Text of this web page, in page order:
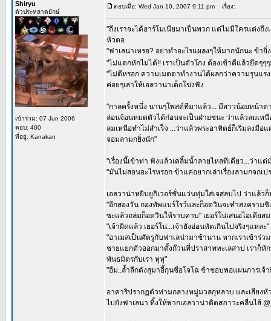
Shiryu
ตัวประหลาดยักษ์
เข้าร่วม: 07 Jun 2006
ตอบ: 400
ที่อยู่: Kanakan
ตอบเมื่อ: Wed Jan 10, 2007 9:11 pm เรื่อง:
"ถึงเราจะได้ฮาร์โมเนียมาเป็นพวก แต่ไม่มีใครแต่ง
หัวตอ
"ฟาเลน่าเหรอ? อย่าทำอะไรแผลงๆให้มากนักนะ ข้า
"ไม่แตกหักไม่ได้!! เราเป็นตัวโกง ต้องเข้าตีแล้วยึดๆๆ
"ไม่ดีหรอก ความเมตตาทำงานได้ผลกว่าความรุนแร
ค่อยๆเล่าให้เอลวาน่าเด็กโข่งฟัง
"กาลครั้งหนึ่ง นานๆโพสต์ทีมาแล้ว... มีสาวน้อยหน้า
ล่อนจ้อนหมดตัวได้ก่อนจะเป็นฝ่ายชนะ ว่าแล้วลมเหนื
ลมเหนือทำไม่สำเร็จ ...ว่าแล้วพระอาทิตย์ก็เริ่มลงมือ
จอมลามกยิ่งนัก"
"เรื่องนี้เข้าท่า ฟังแล้วเคลิ้มน้ำลายไหลทีเดียว...ว่าแ
"มันไม่สอนอะไรหรอก ข้าแค่อยากเล่าเรื่องลามกจกเ
เอลวาน่าหยิบยูกิเวอร์ชั่นแว่นทุ่มใส่เจสลบไป ว่าแล้ว
"อีกสองวัน กองทัพแบร์โรว์และก็อดวินจะทำสงคราม
ซะแล้วถล่มก็อดวินให้ราบคาบ" เยอร์โน่เสนอไอเดียส
"เจ้าผิดแล้ว เยอร์โน่...เจ้ายังอ่อนหัดเกินไปจริงๆแห
"อาเมสเป็นศัตรูกับฟาเลน่ามาช้านาน หากเราเข้าร่
ชายแยกตัวออกมาตั้งก๊วนที่ปราสาททะเลสาป เราก็
พันธมิตรกับเรา หุหุ"
"อืม..ล้ำลึกดังสุมาอี้กุนซือโจโฉ ข้าชอบพอแผนการเจ้
อาคาริปรากฏตัวท่ามกลางหมู่มวลกุหลาบ และเสียงหั
ไปยังฟาเลน่า ทิ้งให้พวกเอลวาน่าติดสภาวะคลื่นไส้